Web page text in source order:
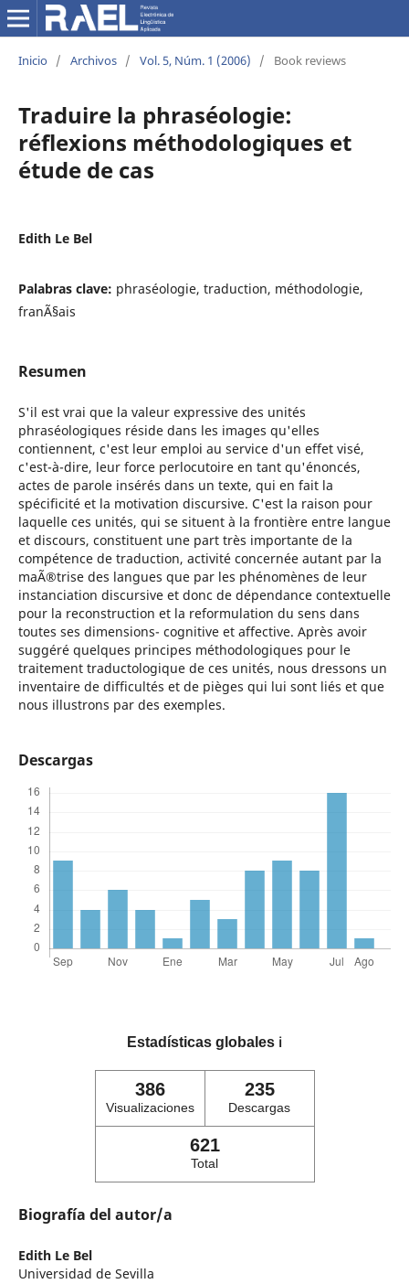
Inicio / Archivos / Vol. 5, Núm. 1 (2006) / Book reviews
Traduire la phraséologie:
réflexions méthodologiques et
étude de cas
Edith Le Bel
Palabras clave: phraséologie, traduction, méthodologie,
franÃ§ais
Resumen
S'il est vrai que la valeur expressive des unités
phraséologiques réside dans les images qu'elles
contiennent, c'est leur emploi au service d'un effet visé,
c'est-à-dire, leur force perlocutoire en tant qu'énoncés,
actes de parole insérés dans un texte, qui en fait la
spécificité et la motivation discursive. C'est la raison pour
laquelle ces unités, qui se situent à la frontière entre langue
et discours, constituent une part très importante de la
compétence de traduction, activité concernée autant par la
maÃ®trise des langues que par les phénomènes de leur
instanciation discursive et donc de dépendance contextuelle
pour la reconstruction et la reformulation du sens dans
toutes ses dimensions- cognitive et affective. Après avoir
suggéré quelques principes méthodologiques pour le
traitement traductologique de ces unités, nous dressons un
inventaire de difficultés et de pièges qui lui sont liés et que
nous illustrons par des exemples.
Descargas
Estadísticas globales ℹ️
386
Visualizaciones
235
Descargas
621
Total
Biografía del autor/a
Edith Le Bel
Universidad de Sevilla